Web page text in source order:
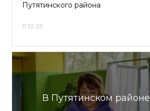
Путятинского района
11.10.23
В Путятинском районе